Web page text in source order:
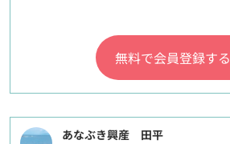
無料で会員登録する
あなぶき興産 田平